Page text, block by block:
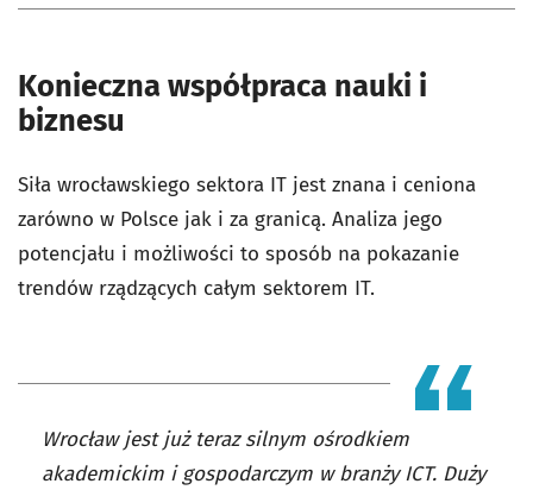
Konieczna współpraca nauki i
biznesu
Siła wrocławskiego sektora IT jest znana i ceniona
zarówno w Polsce jak i za granicą. Analiza jego
potencjału i możliwości to sposób na pokazanie
trendów rządzących całym sektorem IT.
Wrocław jest już teraz silnym ośrodkiem
akademickim i gospodarczym w branży ICT. Duży